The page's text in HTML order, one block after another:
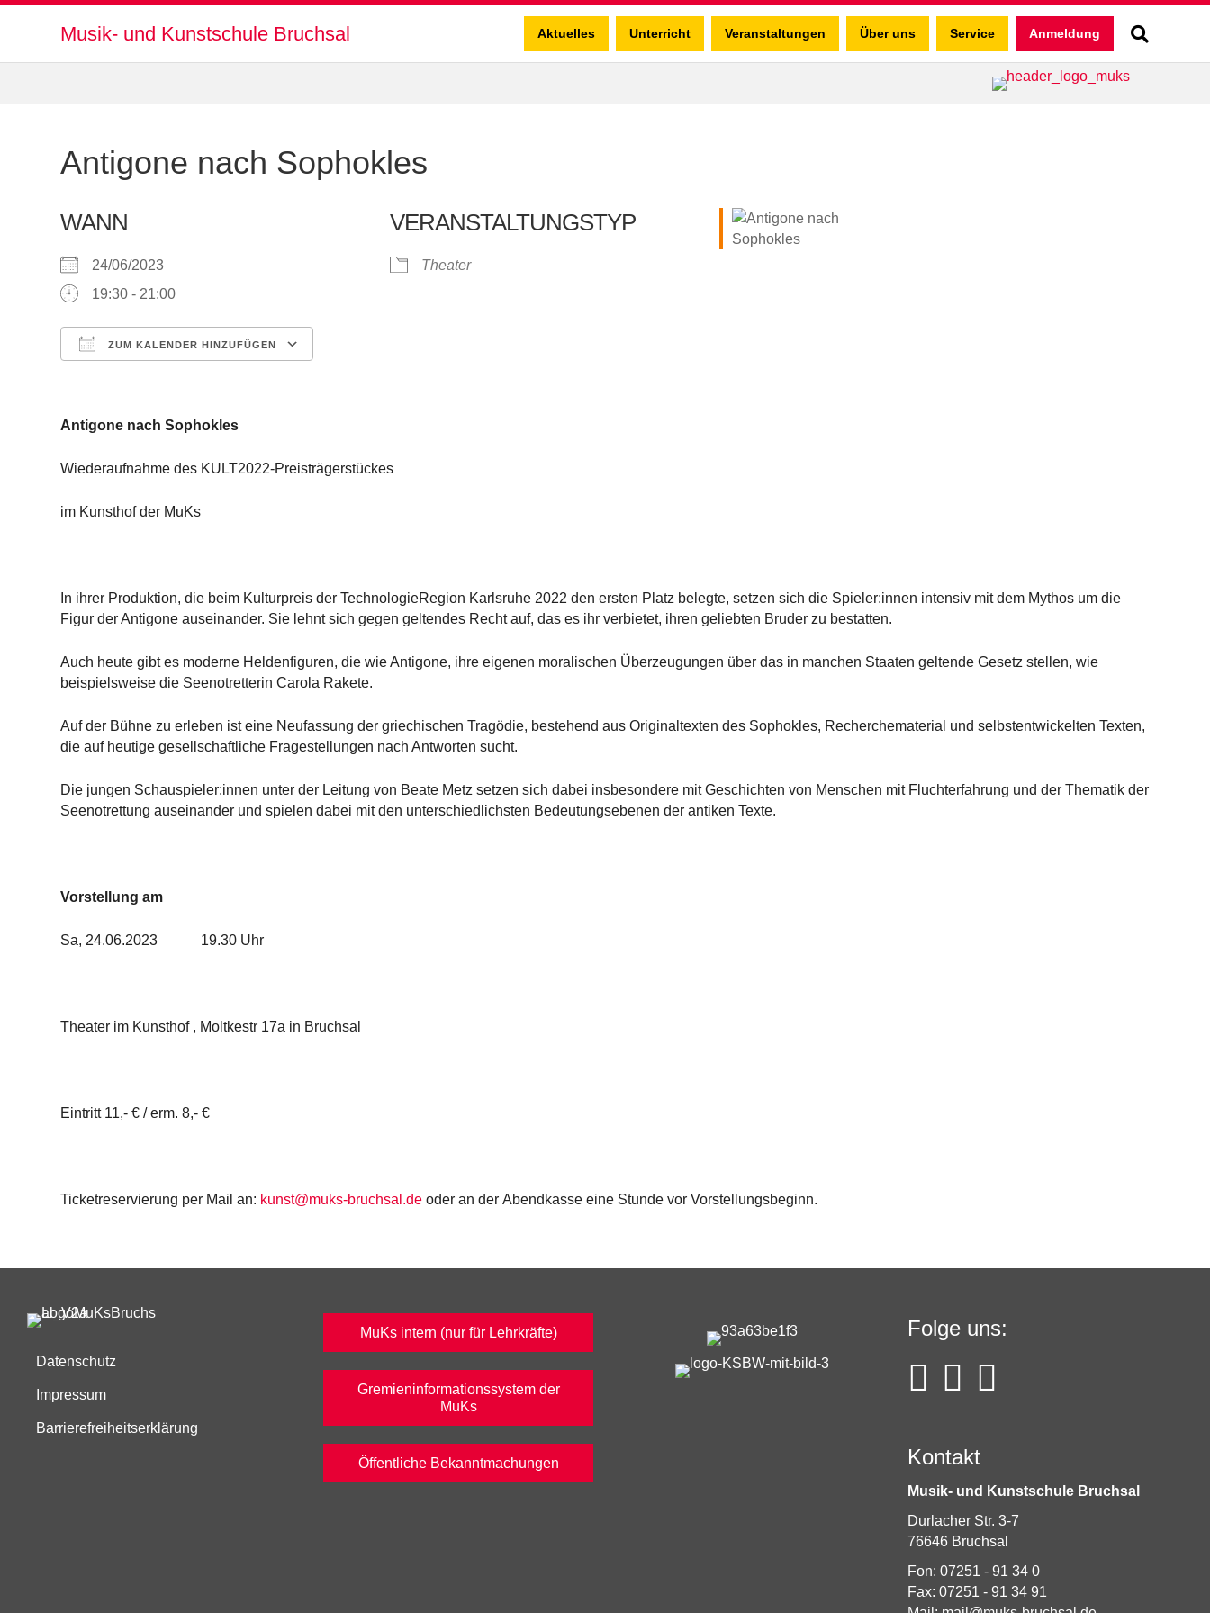
Musik- und Kunstschule Bruchsal Aktuelles Unterricht Veranstaltungen Über uns Service Anmeldung
Antigone nach Sophokles
WANN
24/06/2023
19:30 - 21:00
ZUM KALENDER HINZUFÜGEN
VERANSTALTUNGSTYP
Theater
Antigone nach Sophokles
Wiederaufnahme des KULT2022-Preisträgerstückes
im Kunsthof der MuKs
In ihrer Produktion, die beim Kulturpreis der TechnologieRegion Karlsruhe 2022 den ersten Platz belegte, setzen sich die Spieler:innen intensiv mit dem Mythos um die
Figur der Antigone auseinander. Sie lehnt sich gegen geltendes Recht auf, das es ihr verbietet, ihren geliebten Bruder zu bestatten.
Auch heute gibt es moderne Heldenfiguren, die wie Antigone, ihre eigenen moralischen Überzeugungen über das in manchen Staaten geltende Gesetz stellen, wie
beispielsweise die Seenotretterin Carola Rakete.
Auf der Bühne zu erleben ist eine Neufassung der griechischen Tragödie, bestehend aus Originaltexten des Sophokles, Recherchematerial und selbstentwickelten Texten,
die auf heutige gesellschaftliche Fragestellungen nach Antworten sucht.
Die jungen Schauspieler:innen unter der Leitung von Beate Metz setzen sich dabei insbesondere mit Geschichten von Menschen mit Fluchterfahrung und der Thematik der
Seenotrettung auseinander und spielen dabei mit den unterschiedlichsten Bedeutungsebenen der antiken Texte.
Vorstellung am
Sa, 24.06.2023 19.30 Uhr
Theater im Kunsthof , Moltkestr 17a in Bruchsal
Eintritt 11,- € / erm. 8,- €
Ticketreservierung per Mail an: kunst@muks-bruchsal.de oder an der Abendkasse eine Stunde vor Vorstellungsbeginn.
Datenschutz
Impressum
Barrierefreiheitserklärung
MuKs intern (nur für Lehrkräfte)
Gremieninformationssystem der
MuKs
Öffentliche Bekanntmachungen
Folge uns:
Kontakt
Musik- und Kunstschule Bruchsal
Durlacher Str. 3-7
76646 Bruchsal
Fon: 07251 - 91 34 0
Fax: 07251 - 91 34 91